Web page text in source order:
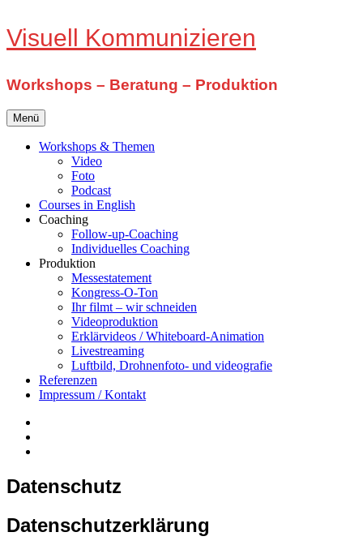
Zum
Inhalt
Visuell Kommunizieren
Workshops – Beratung – Produktion
Menü
Workshops & Themen
Video
Foto
Podcast
Courses in English
Coaching
Follow-up-Coaching
Individuelles Coaching
Produktion
Messestatement
Kongress-O-Ton
Ihr filmt – wir schneiden
Videoproduktion
Erklärvideos / Whiteboard-Animation
Livestreaming
Luftbild, Drohnenfoto- und videografie
Referenzen
Impressum / Kontakt
Datenschutz
Datenschutzerklärung